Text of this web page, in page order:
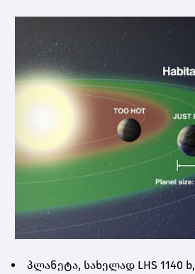
პლა­ნე­ტა, სა­ხე­ლად LHS 1140